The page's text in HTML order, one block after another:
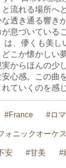
流れる場所へ
透き通る響き
息づいている
は、儚くも美し
こか懐かしい
からほんの少
安心感。この曲
ていくのを感
France ロ
ォニックオーケ
安 甘美